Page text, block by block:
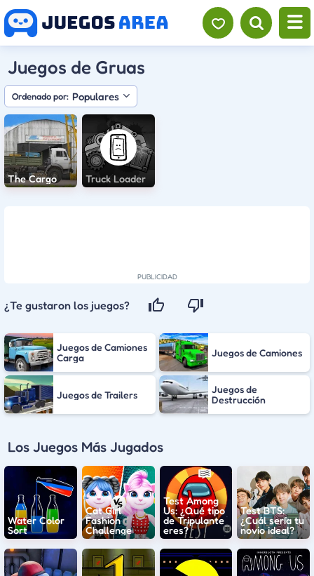
Juegos de Gruas
Ordenado por: Populares
The Cargo Truck Loader
¿Te gustaron los juegos?
Juegos de Camiones
Carga
Juegos de Camiones
Juegos de Trailers
Juegos de
Destrucción
Los Juegos Más Jugados
Water Color
Sort
Cat Girl
Fashion
Challenge
Test Among
Us: ¿Qué tipo
de Tripulante
eres?
Test BTS:
¿Cuál sería tu
novio ideal?